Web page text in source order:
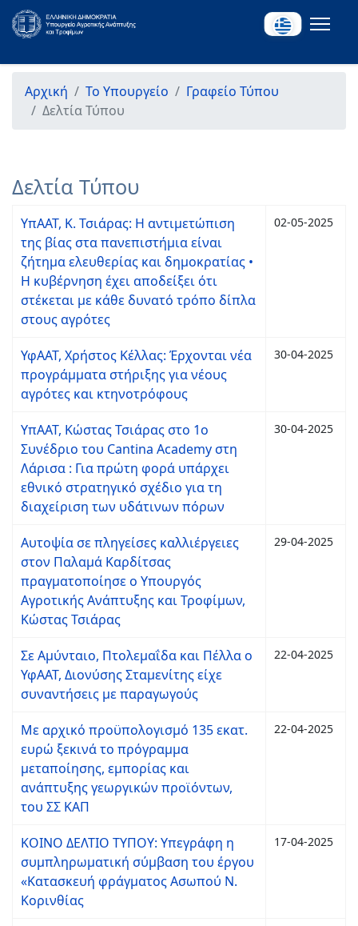
Αρχική Το Υπουργείο
Γραφείο Τύπου
Δελτία Τύπου
Δελτία Τύπου
ΥπΑΑΤ, Κ. Τσιάρας: Η αντιμετώπιση
της βίας στα πανεπιστήμια είναι
ζήτημα ελευθερίας και δημοκρατίας •
Η κυβέρνηση έχει αποδείξει ότι
στέκεται με κάθε δυνατό τρόπο δίπλα
στους αγρότες
02-05-2025
ΥφΑΑΤ, Χρήστος Κέλλας: Έρχονται νέα
προγράμματα στήριξης για νέους
αγρότες και κτηνοτρόφους
30-04-2025
ΥπΑΑΤ, Κώστας Τσιάρας στο 1ο
Συνέδριο του Cantina Academy στη
Λάρισα : Για πρώτη φορά υπάρχει
εθνικό στρατηγικό σχέδιο για τη
διαχείριση των υδάτινων πόρων
30-04-2025
Αυτοψία σε πληγείσες καλλιέργειες
στον Παλαμά Καρδίτσας
πραγματοποίησε ο Υπουργός
Αγροτικής Ανάπτυξης και Τροφίμων,
Κώστας Τσιάρας
29-04-2025
Σε Αμύνταιο, Πτολεμαΐδα και Πέλλα ο
ΥφΑΑΤ, Διονύσης Σταμενίτης είχε
συναντήσεις με παραγωγούς
22-04-2025
Με αρχικό προϋπολογισμό 135 εκατ.
ευρώ ξεκινά το πρόγραμμα
μεταποίησης, εμπορίας και
ανάπτυξης γεωργικών προϊόντων,
του ΣΣ ΚΑΠ
22-04-2025
ΚΟΙΝΟ ΔΕΛΤΙΟ ΤΥΠΟΥ: Υπεγράφη η
συμπληρωματική σύμβαση του έργου
«Κατασκευή φράγματος Ασωπού Ν.
Κορινθίας
17-04-2025